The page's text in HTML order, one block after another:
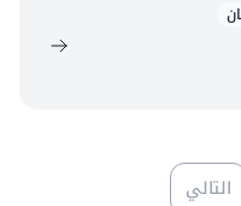
التالي